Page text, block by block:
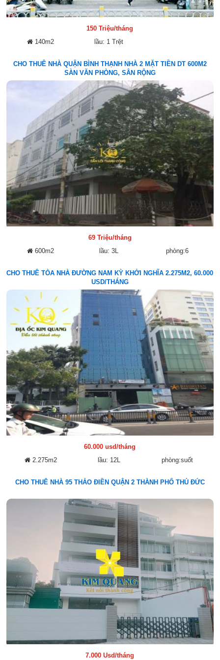
150 Triệu/tháng
140m2
lầu: 1 Trệt
CHO THUÊ NHÀ QUẬN BÌNH THẠNH NHÀ 2 MẶT TIỀN DT 600M2
SÀN VĂN PHÒNG, SÂN RỘNG
69 Triệu/tháng
600m2
lầu: 3L phòng:6
CHO THUÊ TÒA NHÀ ĐƯỜNG NAM KỲ KHỞI NGHĨA 2.275M2, 60.000
USD/THÁNG
60.000 usd/tháng
2.275m2
lầu: 12L phòng:suốt
CHO THUÊ NHÀ 95 THẢO ĐIỀN QUẬN 2 THÀNH PHỐ THỦ ĐỨC
7.000 Usd/tháng